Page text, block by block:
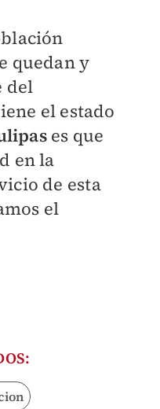
quedan y
del
el estado
es que
en la
de esta
el